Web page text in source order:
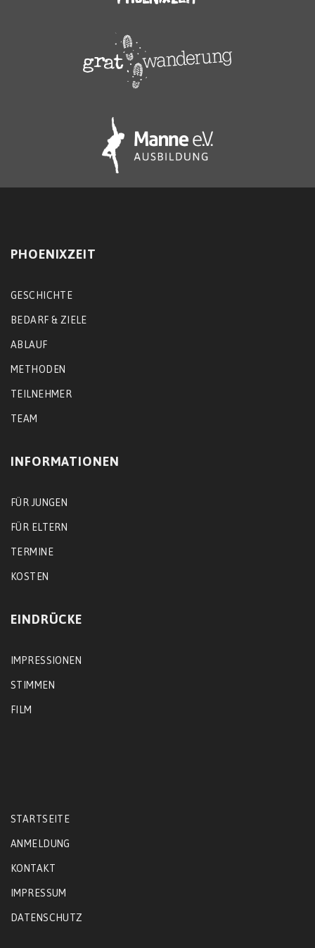
PHOENIXZEIT
GESCHICHTE
BEDARF & ZIELE
ABLAUF
METHODEN
TEILNEHMER
TEAM
INFORMATIONEN
FÜR JUNGEN
FÜR ELTERN
TERMINE
KOSTEN
EINDRÜCKE
IMPRESSIONEN
STIMMEN
FILM
STARTSEITE
ANMELDUNG
KONTAKT
IMPRESSUM
DATENSCHUTZ